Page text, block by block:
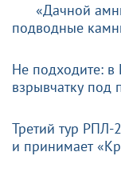
«Дачной
подводные
Не подходите: в
взрывчатку под
Третий тур РПЛ-
и принимает